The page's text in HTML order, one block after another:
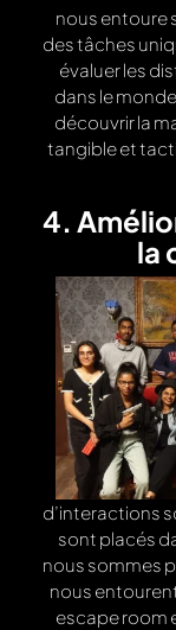
nous entoure
des tâches
évaluer les
dans le
découvrir la
tangible et
4.
la
d’interactions
sont placés
nous sommes
nous
escape room